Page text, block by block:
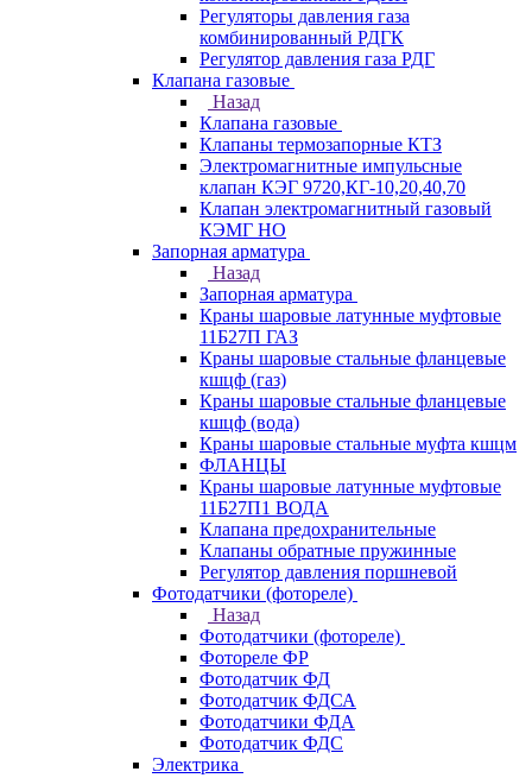
Регуляторы давления газа
комбинированный РДГК
Регулятор давления газа РДГ
Клапана газовые
Назад
Клапана газовые
Клапаны термозапорные КТЗ
Электромагнитные импульсные
клапан КЭГ 9720,КГ-10,20,40,70
Клапан электромагнитный газовый
КЭМГ НО
Запорная арматура
Назад
Запорная арматура
Краны шаровые латунные муфтовые
11Б27П ГАЗ
Краны шаровые стальные фланцевые
кшцф (газ)
Краны шаровые стальные фланцевые
кшцф (вода)
Краны шаровые стальные муфта кшцм
ФЛАНЦЫ
Краны шаровые латунные муфтовые
11Б27П1 ВОДА
Клапана предохранительные
Клапаны обратные пружинные
Регулятор давления поршневой
Фотодатчики (фотореле)
Назад
Фотодатчики (фотореле)
Фотореле ФР
Фотодатчик ФД
Фотодатчик ФДСА
Фотодатчики ФДА
Фотодатчик ФДС
Электрика